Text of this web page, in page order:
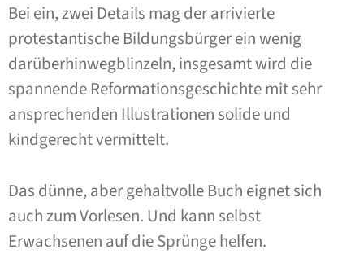
Bei ein, zwei Details mag der arrivierte
protestantische Bildungsbürger ein wenig
darüberhinwegblinzeln, insgesamt wird die
spannende Reformationsgeschichte mit sehr
ansprechenden Illustrationen solide und
kindgerecht vermittelt.
Das dünne, aber gehaltvolle Buch eignet sich
auch zum Vorlesen. Und kann selbst
Erwachsenen auf die Sprünge helfen.